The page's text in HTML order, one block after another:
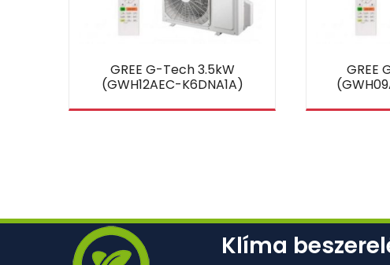
GREE G-Tech 3.5kW
(GWH12AEC-K6DNA1A)
GREE
Klíma